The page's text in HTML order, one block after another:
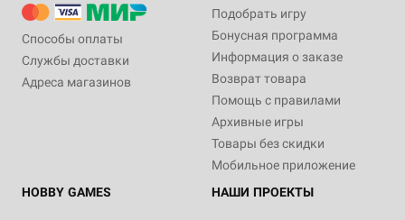
Способы оплаты
Службы доставки
Адреса магазинов
Подобрать игру
Бонусная программа
Информация о заказе
Возврат товара
Помощь с правилами
Архивные игры
Товары без скидки
Мобильное приложение
HOBBY GAMES
НАШИ ПРОЕКТЫ